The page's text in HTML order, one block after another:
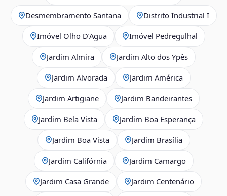
Desmembramento Santana Distrito Industrial I
Imóvel Olho D’Agua Imóvel Pedregulhal
Jardim Almira Jardim Alto dos Ypês
Jardim Alvorada Jardim América
Jardim Artigiane Jardim Bandeirantes
Jardim Bela Vista Jardim Boa Esperança
Jardim Boa Vista Jardim Brasília
Jardim Califórnia Jardim Camargo
Jardim Casa Grande Jardim Centenário